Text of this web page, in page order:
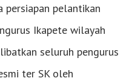
persiapan pelantikan
Ikapete wilayah
seluruh pengurus
ter SK oleh